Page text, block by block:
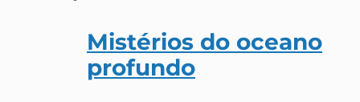
Mistérios do oceano
profundo